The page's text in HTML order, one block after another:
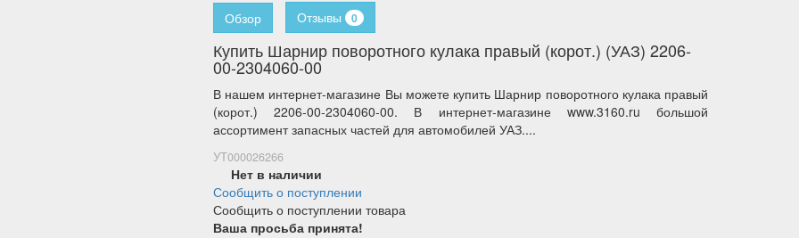
Обзор Отзывы 0
Купить Шарнир поворотного кулака правый (корот.) (УАЗ) 2206-
00-2304060-00
В нашем интернет-магазине Вы можете купить Шарнир поворотного кулака правый
(корот.) 2206-00-2304060-00. В интернет-магазине www.3160.ru большой
ассортимент запасных частей для автомобилей УАЗ....
УТ000026266
Нет в наличии
Сообщить о поступлении
Сообщить о поступлении товара
Ваша просьба принята!